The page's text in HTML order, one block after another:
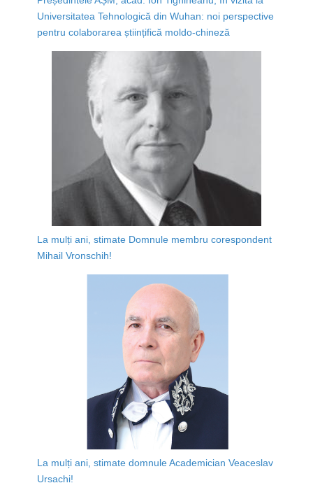
Universitatea Tehnologică din Wuhan: noi perspective
pentru colaborarea științifică moldo-chineză
La mulți ani, stimate Domnule membru corespondent
Mihail Vronschih!
La mulți ani, stimate domnule Academician Veaceslav
Ursachi!